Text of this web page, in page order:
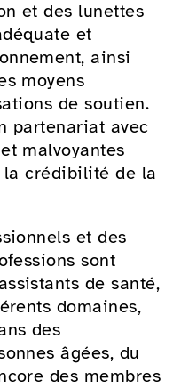
et des lunettes
et
ainsi
moyens
de soutien.
partenariat avec
malvoyantes
crédibilité de la
et des
sont
de santé,
domaines,
des
âgées, du
des membres